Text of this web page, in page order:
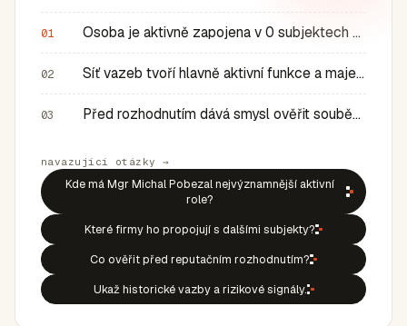
01 Osoba je aktivně zapojena v 0 subjektech a má 0 historic…
02 Síť vazeb tvoří hlavně aktivní funkce a majetkové role v…
03 Před rozhodnutím dává smysl ověřit souběh rolí, historic…
navazující otázky →
Kde má Mgr Michal Pobezal nejvýznamnější aktivní
role?
Které firmy ho propojují s dalšími subjekty?
Co ověřit před reputačním rozhodnutím?
Ukaž historické vazby a rizikové signály.